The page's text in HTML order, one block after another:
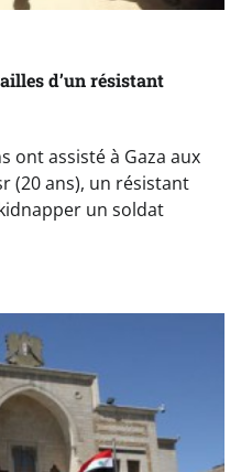
d’un résistant
ont assisté à Gaza aux
(20 ans), un résistant
un soldat